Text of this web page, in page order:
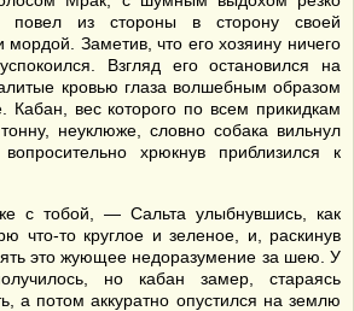
повел из стороны в сторону своей
Заметив, что его хозяину ничего
Взгляд его остановился на
кровью глаза волшебным образом
Кабан, вес которого по всем прикидкам
неуклюже, словно собака вильнул
хрюкнув приблизился к
с тобой, — Сальта улыбнувшись, как
что-то круглое и зеленое, и, раскинув
это жующее недоразумение за шею. У
но кабан замер, стараясь
а потом аккуратно опустился на землю